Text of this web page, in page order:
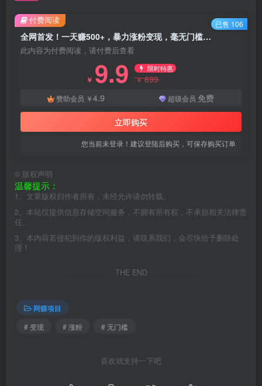
全网首发！一天赚500+，暴力涨粉变现，毫无门槛有手机就行，可扩大【揭秘】
此内容为付费阅读，请付费后查看
￥ 9.9 限时特惠
￥699
赞助会员 ￥4.9 超级会员 免费
立即购买
您当前未登录！建议登陆后购买，可保存购买订单
付费阅读 已售 106
© 版权声明
温馨提示：
1、文章版权归作者所有，未经允许请勿转载。
2、本站仅提供信息存储空间服务，不拥有所有权，不承担相关法律责
任。
3、本内容若侵犯到你的版权利益，请联系我们，会尽快给予删除处
理！
THE END
网赚项目
# 变现
# 涨粉 # 无门槛
喜欢就支持一下吧